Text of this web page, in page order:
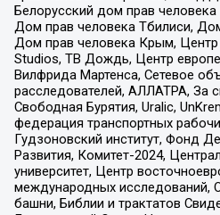
Белорусский дом прав
Дом прав человека Тбилиси,
Дом прав человека Крым, Центр
Studios, ТВ Дождь, Центр
Вилфрида Мартенса, Сетевое
расследователей, АЛЛАТРА, За
Свободная Бурятия, Uralic,
федерация транспортных
Гудзоновский институт, Фонд
Развития, Комитет-2024,
университет, Центр
международных исследований,
башни, Библии и трактатов